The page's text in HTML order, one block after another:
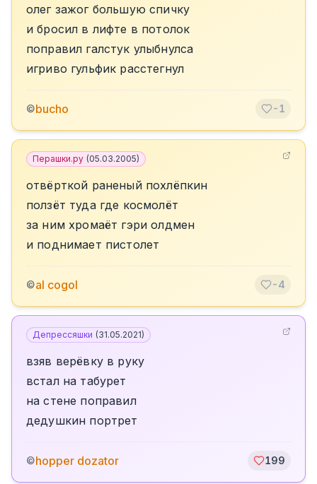
олег зажог большую спичку
и бросил в лифте в потолок
поправил галстук улыбнулса
игриво гульфик расстегнул
©bucho -1
Перашки.ру (05.03.2005)
отвёрткой раненый похлёпкин
ползёт туда где космолёт
за ним хромаёт гэри олдмен
и поднимает пистолет
©al cogol -4
Депрессяшки (31.05.2021)
взяв верёвку в руку
встал на табурет
на стене поправил
дедушкин портрет
©hopper dozator 199